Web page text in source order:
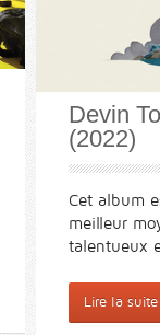
Devin
(2022)
Cet album
meilleur
talentueux
Lire la suite